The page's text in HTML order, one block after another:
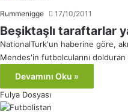
Rummenigge 17/10/2011
Beşiktaşlı taraftarlar
NationalTurk'un haberine göre,
Mendes'in futbolcularını dolduran
Devamını Oku »
Fulya Dosyası